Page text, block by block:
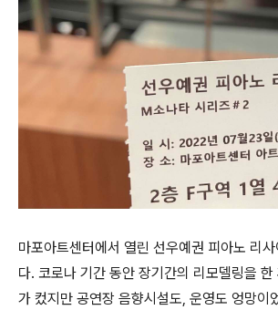
마포아트센터에서 열린 선우예권 피아노 리
다. 코로나 기간 동안 장기간의 리모델링을
가 컸지만 공연장 음향시설도, 운영도 엉망이